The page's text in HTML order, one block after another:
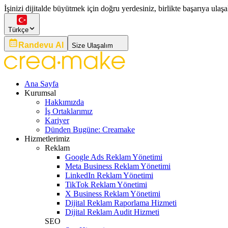
İşinizi dijitalde büyütmek için doğru yerdesiniz, birlikte başarıya
Türkçe
Randevu Al Size Ulaşalım
Ana Sayfa
Kurumsal
Hakkımızda
İş Ortaklarımız
Kariyer
Dünden Bugüne: Creamake
Hizmetlerimiz
Reklam
Google Ads Reklam Yönetimi
Meta Business Reklam Yönetimi
LinkedIn Reklam Yönetimi
TikTok Reklam Yönetimi
X Business Reklam Yönetimi
Dijital Reklam Raporlama Hizmeti
Dijital Reklam Audit Hizmeti
SEO